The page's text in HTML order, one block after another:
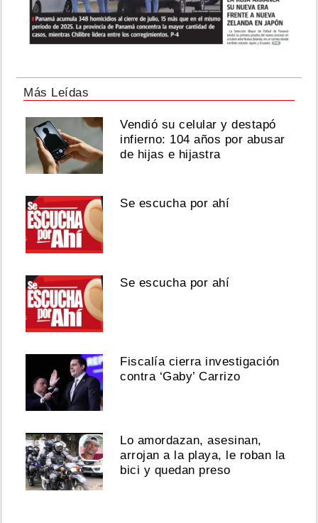
Más Leídas
Vendió su celular y destapó
infierno: 104 años por abusar
de hijas e hijastra
Se escucha por ahí
Se escucha por ahí
Fiscalía cierra investigación
contra ‘Gaby’ Carrizo
Lo amordazan, asesinan,
arrojan a la playa, le roban la
bici y quedan preso